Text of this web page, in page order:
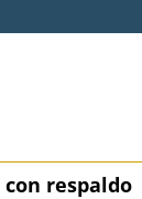
respaldo